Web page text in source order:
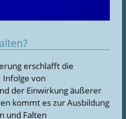
erschlafft die
Infolge von
der Einwirkung äußerer
kommt es zur Ausbildung
und Falten